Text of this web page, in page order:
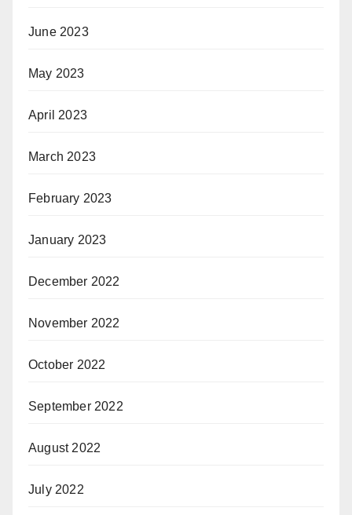
June 2023
May 2023
April 2023
March 2023
February 2023
January 2023
December 2022
November 2022
October 2022
September 2022
August 2022
July 2022